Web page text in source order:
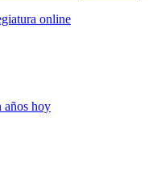
online
años hoy